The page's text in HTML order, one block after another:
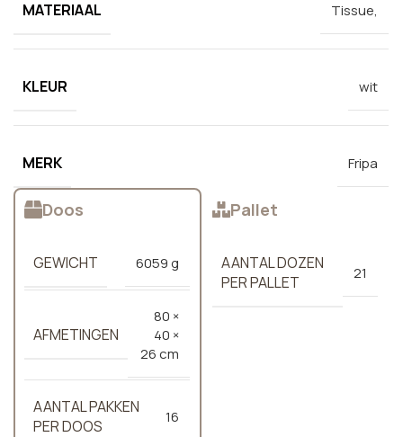
MATERIAAL Tissue,
KLEUR wit
MERK Fripa
Doos
GEWICHT 6059 g
AFMETINGEN
80 ×
40 ×
26 cm
AANTAL PAKKEN
PER DOOS
16
Pallet
AANTAL DOZEN
PER PALLET
21